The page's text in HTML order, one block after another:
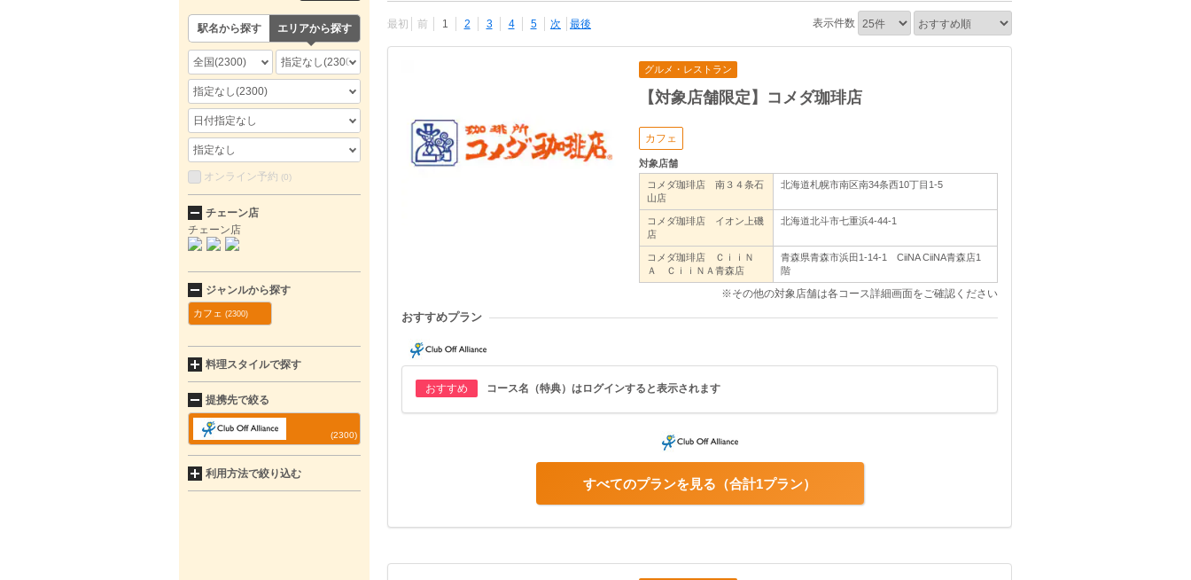
最初 前 1 2 3 4 5 次 最後 表示件数
グルメ・レストラン
【対象店舗限定】コメダ珈琲店
カフェ
対象店舗
コメダ珈琲店 南３４条石
山店
北海道札幌市南区南34条西10丁目1-5
コメダ珈琲店 イオン上磯
店
北海道北斗市七重浜4-44-1
コメダ珈琲店 ＣｉｉＮ
Ａ ＣｉｉＮＡ青森店
青森県青森市浜田1-14-1 CiiNA CiiNA青森店1
階
※その他の対象店舗は各コース詳細画面をご確認ください
おすすめプラン
おすすめ コース名（特典）はログインすると表示されます
合計1プラン
すべてのプランを見る
駅名から探す エリアから探す
全国(2300) 指定なし(2300)
指定なし(2300)
日付指定なし
指定なし
オンライン予約 (0)
チェーン店
チェーン店
ジャンルから探す
カフェ (2300)
料理スタイルで探す
提携先で絞る
(2300)
利用方法で絞り込む